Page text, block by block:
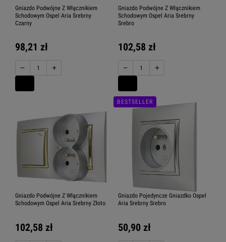
Gniazdo Podwójne Z Włącznikiem
Schodowym Ospel Aria Srebrny
Czarny
98,21 zł
− +
Gniazdo Podwójne Z Włącznikiem
Schodowym Ospel Aria Srebrny
Srebro
102,58 zł
− +
Gniazdo Podwójne Z Włącznikiem
Schodowym Ospel Aria Srebrny Złoto
102,58 zł
Gniazdo Pojedyncze Gniazdko Ospel
Aria Srebrny Srebro
50,90 zł
BESTSELLER